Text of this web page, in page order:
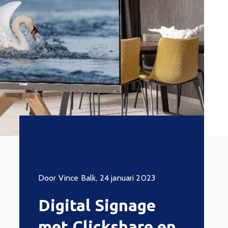
2019 Door Vince Balk, 24 januari 2023
Digital Signage